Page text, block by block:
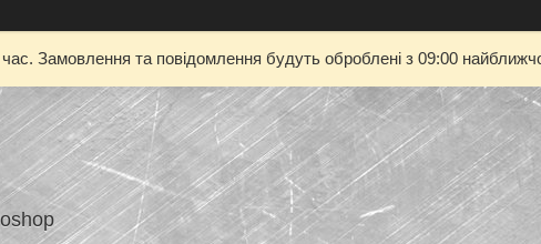
Замовлення та повідомлення будуть оброблені з 09:00